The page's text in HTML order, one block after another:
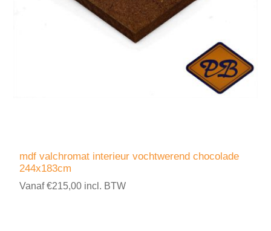
mdf valchromat interieur vochtwerend chocolade
244x183cm
Vanaf €215,00 incl. BTW